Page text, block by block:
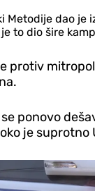
dao je
to dio šire
protiv
ponovo
je